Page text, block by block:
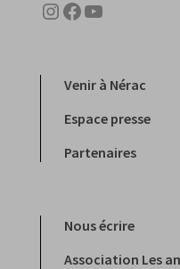
Instagram
Facebook
YouTube
Venir à Nérac
Espace presse
Partenaires
Nous écrire
Association Les